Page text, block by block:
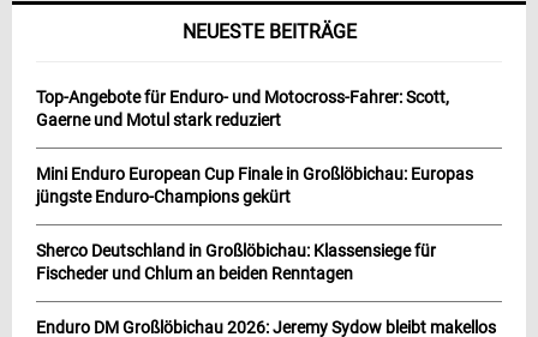
NEUESTE BEITRÄGE
Top-Angebote für Enduro- und Motocross-Fahrer: Scott,
Gaerne und Motul stark reduziert
Mini Enduro European Cup Finale in Großlöbichau: Europas
jüngste Enduro-Champions gekürt
Sherco Deutschland in Großlöbichau: Klassensiege für
Fischeder und Chlum an beiden Renntagen
Enduro DM Großlöbichau 2026: Jeremy Sydow bleibt makellos